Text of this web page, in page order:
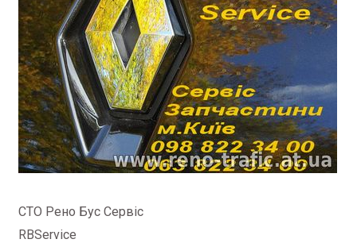
СТО Рено Бус Сервіс
RBService